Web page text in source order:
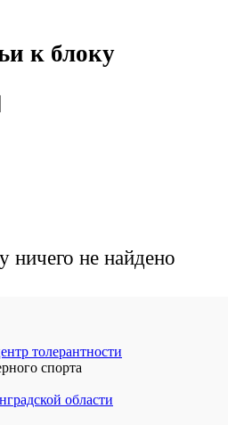
к блоку
ничего не найдено
толерантности
спорта
области